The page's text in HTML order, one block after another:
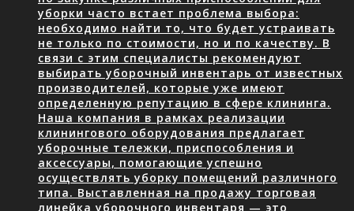
уборки часто встает проблема выбора:
необходимо найти то, что будет устраивать
не только по стоимости, но и по качеству. В
связи с этим специалисты рекомендуют
выбирать уборочный инвентарь от известных
производителей, которые уже имеют
определенную репутацию в сфере клининга.
Наша компания в рамках реализации
клинингового оборудования предлагает
уборочные тележки, приспособления и
аксессуары, помогающие успешно
осуществлять уборку помещений различного
типа. Выставленная на продажу торговая
линейка уборочного инвентаря — это